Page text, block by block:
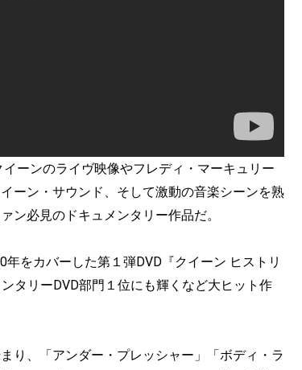
ーンのライヴ映像やフレディ・マーキュリー
ーン・サウンド、そして激動の音楽シーンを熟
ン必見のドキュメンタリー作品だ。
をカバーした第１弾DVD『クイーン ヒストリ
タリーDVD部門１位にも輝くなど大ヒット作
り、「アンダー・プレッシャー」「ボディ・ラ